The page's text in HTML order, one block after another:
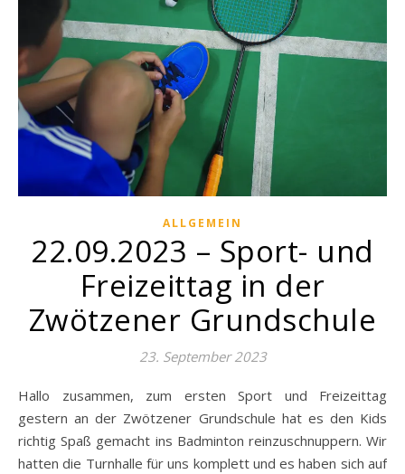
ALLGEMEIN
22.09.2023 – Sport- und
Freizeittag in der
Zwötzener Grundschule
23. September 2023
Hallo zusammen, zum ersten Sport und Freizeittag
gestern an der Zwötzener Grundschule hat es den Kids
richtig Spaß gemacht ins Badminton reinzuschnuppern. Wir
hatten die Turnhalle für uns komplett und es haben sich auf